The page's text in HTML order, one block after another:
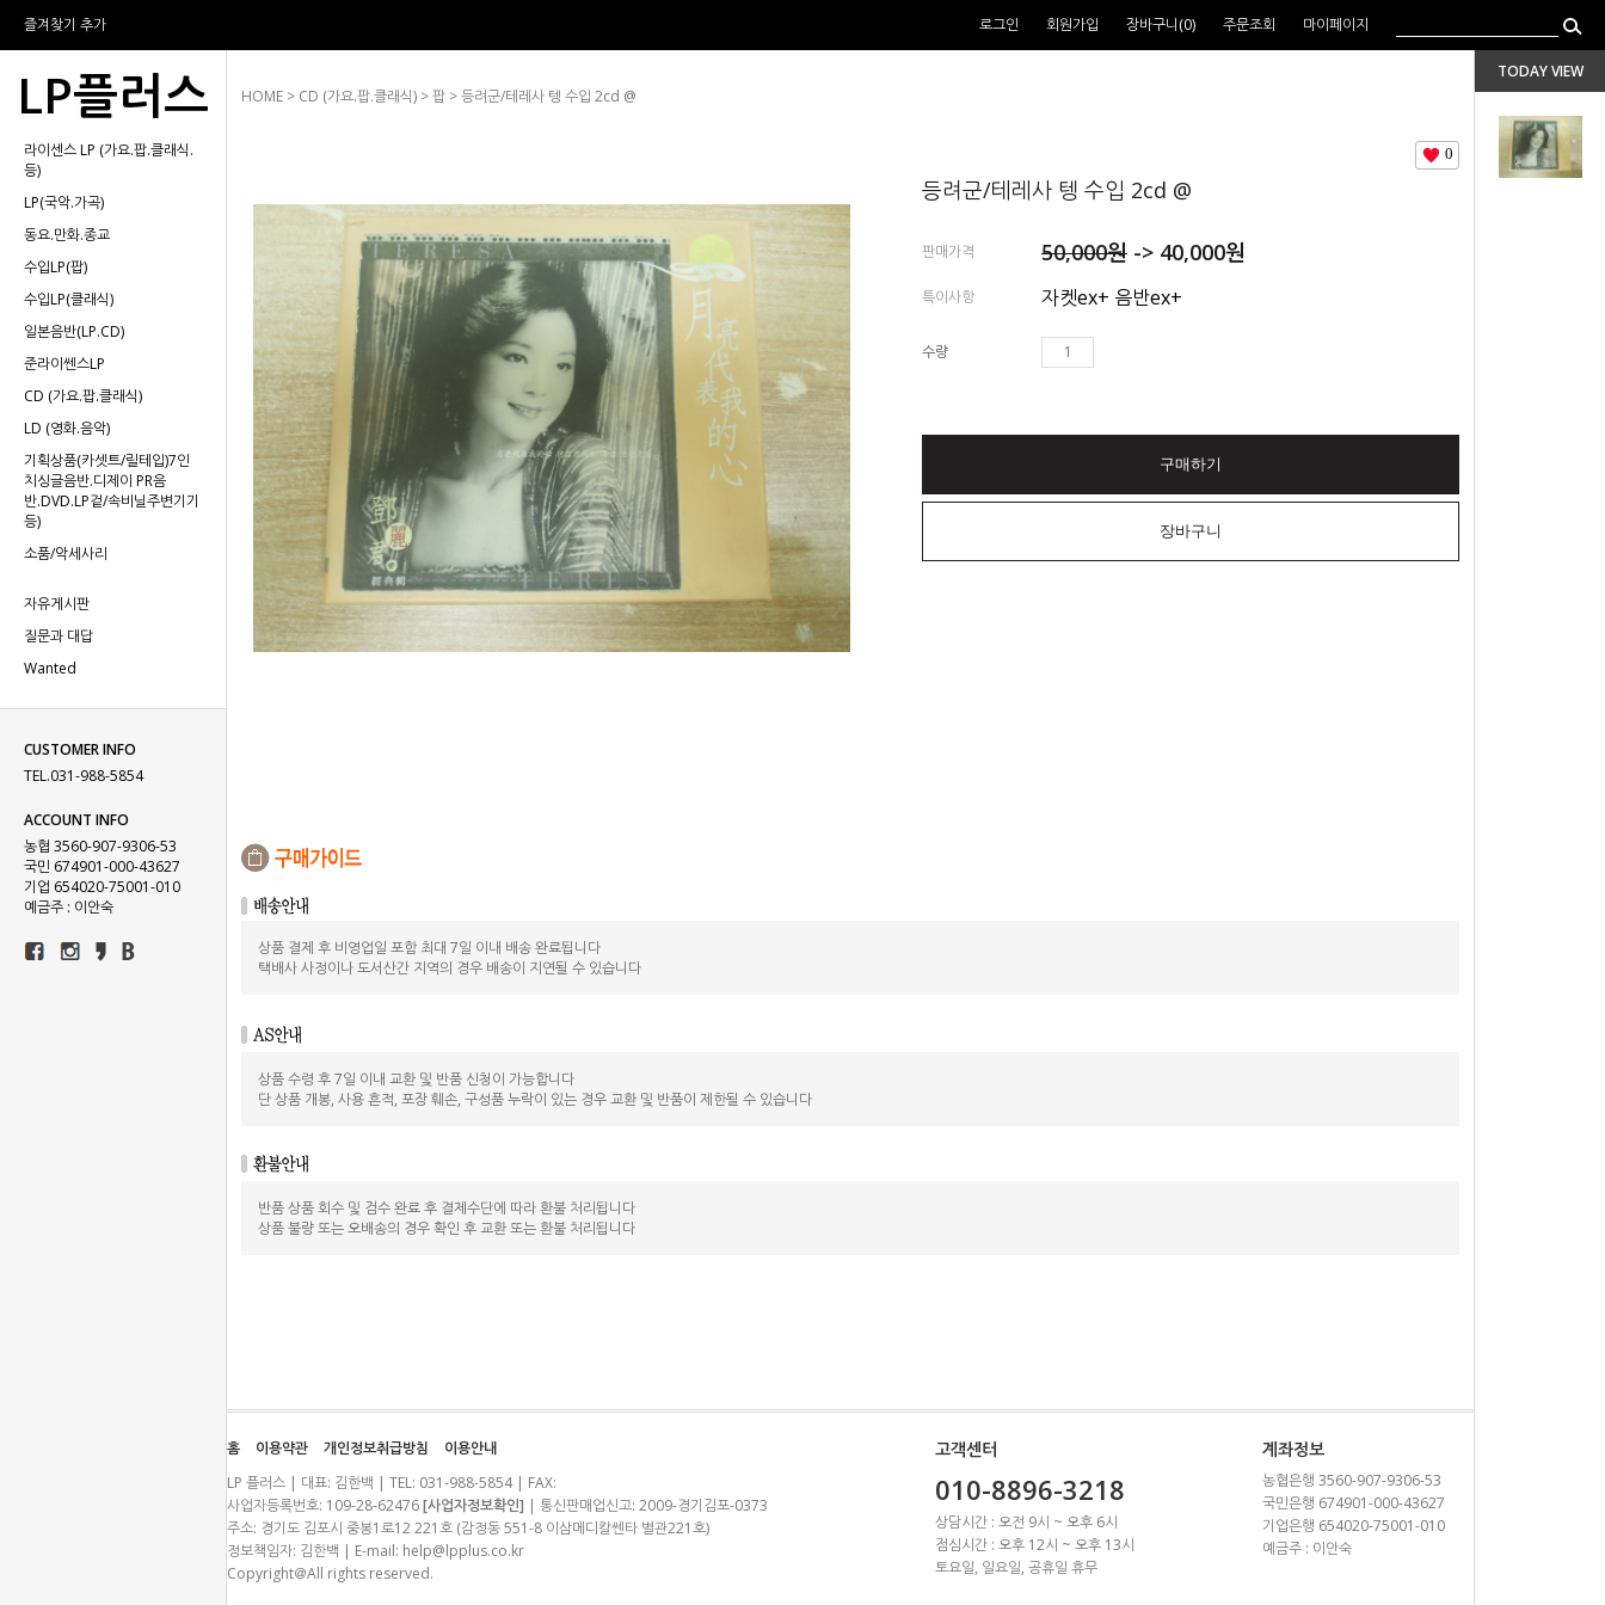
TODAY VIEW
즐겨찾기 추가 로그인 회원가입 장바구니(0) 주문조회 마이페이지
LP플러스
라이센스 LP (가요.팝.클래식.
등)
LP(국악.가곡)
동요.만화.종교
수입LP(팝)
수입LP(클래식)
일본음반(LP.CD)
준라이쎈스LP
CD (가요.팝.클래식)
LD (영화.음악)
기획상품(카셋트/릴테입)7인
치싱글음반.디제이 PR음
반.DVD.LP겉/속비닐주변기기
등)
소품/악세사리
자유게시판
질문과 대답
Wanted
CUSTOMER INFO
TEL.031-988-5854
ACCOUNT INFO
농협 3560-907-9306-53
국민 674901-000-43627
기업 654020-75001-010
예금주 : 이안숙
HOME > CD (가요.팝.클래식) >팝 > 등려군/테레사 텡 수입 2cd @
0
등려군/테레사 텡 수입 2cd @
판매가격 50,000원 -> 40,000원
특이사항 자켓ex+ 음반ex+
수량
구매하기
장바구니
상품 결제 후 비영업일 포함 최대 7일 이내 배송 완료됩니다
택배사 사정이나 도서산간 지역의 경우 배송이 지연될 수 있습니다
상품 수령 후 7일 이내 교환 및 반품 신청이 가능합니다
단 상품 개봉, 사용 흔적, 포장 훼손, 구성품 누락이 있는 경우 교환 및 반품이 제한될 수 있습니다
반품 상품 회수 및 검수 완료 후 결제수단에 따라 환불 처리됩니다
상품 불량 또는 오배송의 경우 확인 후 교환 또는 환불 처리됩니다
홈 이용약관 개인정보취급방침
이용안내
LP 플러스 | 대표: 김한백 | TEL: 031-988-5854 | FAX:
사업자등록번호: 109-28-62476[사업자정보확인] | 통신판매업신고: 2009-경기김포-0373
주소: 경기도 김포시 중봉1로12 221호 (감정동 551-8 이삼메디칼쎈타 별관221호)
정보책임자: 김한백 | E-mail: help@lpplus.co.kr
Copyright＠All rights reserved.
고객센터
010-8896-3218
상담시간 : 오전 9시 ~ 오후 6시
점심시간 : 오후 12시 ~ 오후 13시
토요일, 일요일, 공휴일 휴무
계좌정보
농협은행 3560-907-9306-53
국민은행 674901-000-43627
기업은행 654020-75001-010
예금주 : 이안숙